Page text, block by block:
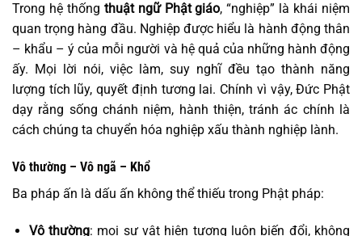
Trong hệ thống thuật ngữ Phật giáo, “nghiệp” là khái niệm
quan trọng hàng đầu. Nghiệp được hiểu là hành động thân
– khẩu – ý của mỗi người và hệ quả của những hành động
ấy. Mọi lời nói, việc làm, suy nghĩ đều tạo thành năng
lượng tích lũy, quyết định tương lai. Chính vì vậy, Đức Phật
dạy rằng sống chánh niệm, hành thiện, tránh ác chính là
cách chúng ta chuyển hóa nghiệp xấu thành nghiệp lành.
Vô thường – Vô ngã – Khổ
Ba pháp ấn là dấu ấn không thể thiếu trong Phật pháp:
Vô thường: mọi sự vật hiện tượng luôn biến đổi, không